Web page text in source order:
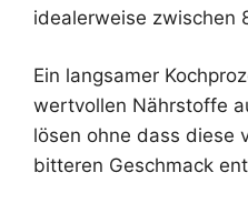
idealerweise zwischen
Ein langsamer
wertvollen Nährstoffe
lösen ohne dass diese
bitteren Geschmack